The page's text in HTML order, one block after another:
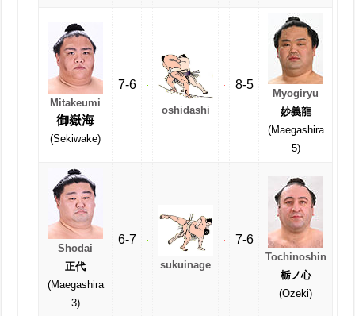
Mitakeumi
御嶽海
(Sekiwake)
7-6
oshidashi
8-5
Myogiryu
妙義龍
(Maegashira
5)
Shodai
正代
(Maegashira
3)
6-7
sukuinage
7-6
Tochinoshin
栃ノ心
(Ozeki)